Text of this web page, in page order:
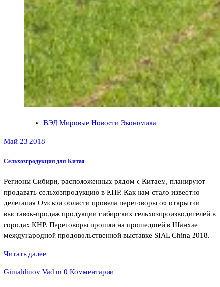
ВЭД Мировые Новости Экономика
Май 23 2018
Сельхозпродукция для Китая
Регионы Сибири, расположенных рядом с Китаем, планируют
продавать сельхозпродукцию в КНР. Как нам стало известно
делегация Омской области провела переговоры об открытии
выставок-продаж продукции сибирских сельхозпроизводителей в
городах КНР. Переговоры прошли на прошедшей в Шанхае
международной продовольственной выставке SIAL China 2018.
Читать далее
Gimaldinov Vadim 0 Комментарии